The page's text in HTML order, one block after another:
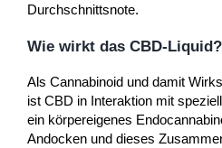
Durchschnittsnote.
Wie wirkt das CBD-Liquid?
Als Cannabinoid und damit
ist CBD in Interaktion mit
ein körpereigenes
Andocken und dieses